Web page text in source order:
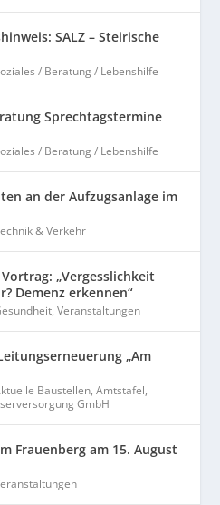
SALZ – Steirische
/ Beratung / Lebenshilfe
Sprechtagstermine
/ Beratung / Lebenshilfe
an der Aufzugsanlage im
& Verkehr
„Vergesslichkeit
Demenz erkennen“
,Veranstaltungen
„Am
Baustellen,Amtstafel,
GmbH
Frauenberg am 15. August